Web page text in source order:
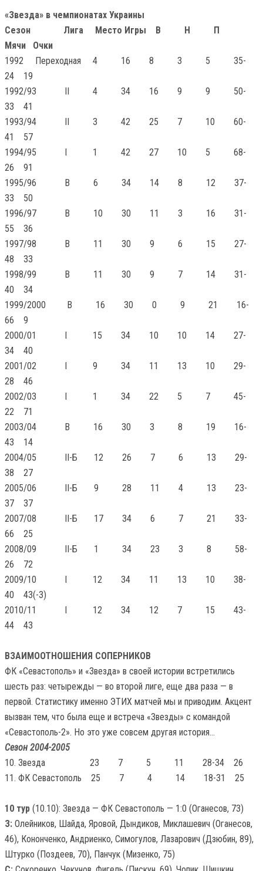
«Звезда» в чемпионатах Украины
Сезон Лига Место Игры В Н П
Мячи Очки
1992 Переходная 4 16 8 3 5 35-
24 19
1992/93
II 4 34 16 9 9 50-
33 41
1993/94
II 3 42 25 7 10 60-
41 57
1994/95
I 1 42 27 10 5 68-
26 91
1995/96 В 6 34 14 8 12 37-
33 50
1996/97 В 10 30 11 3 16 31-
55 36
1997/98 В 11 30 9 6 15 27-
48 33
1998/99 В 11 30 9 7 14 31-
40 34
1999/2000 В 16 30 0 9 21 16-
66 9
2000/01
I 15 34 10 10 14 27-
34 40
2001/02
I 9 34 11 13 10 29-
28 46
2002/03
I 1 34 22 5 7 45-
22 71
2003/04 В 16 30 3 8 19 16-
43 14
2004/05
II-Б 12 26 7 6 13 29-
38 27
2005/06
II-Б 9 28 11 4 13 23-
37 37
2007/08
II-Б 17 34 6 7 21 33-
66 25
2008/09
II-Б 1 34 23 3 8 58-
26 72
2009/10
I 12 34 11 13 10 38-
40 43(-3)
2010/11
I 12 34 12 7 15 43-
44 43
ВЗАИМООТНОШЕНИЯ СОПЕРНИКОВ
ФК «Севастополь» и «Звезда» в своей истории встретились
шесть раз: четырежды — во второй лиге, еще два раза — в
первой. Статистику именно ЭТИХ матчей мы и приводим. Акцент
вызван тем, что была еще и встреча «Звезды» с командой
«Севастополь-2». Но это уже совсем другая история…
Сезон 2004-2005
10. Звезда
23 7 5 11 28-34 26
11. ФК Севастополь
25 7 4 14 18-31 25
10 тур (10.10): Звезда — ФК Севастополь — 1:0 (Оганесов, 73)
З: Олейников, Шайда, Яровой, Дындиков, Миклашевич (Оганесов,
46), Кононченко, Андриенко, Симогулов, Лазарович (Дзюбин, 89),
Штурко (Поздеев, 70), Панчук (Мизенко, 75)